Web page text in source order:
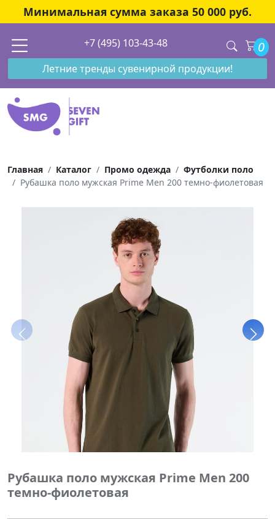
Минимальная сумма заказа 50 000 руб.
+7 (495) 103-43-48 0
Летние тренды сувенирной продукции!
Главная Каталог Промо одежда
Футболки поло
Рубашка поло мужская Prime Men 200 темно-фиолетовая
Рубашка поло мужская Prime Men 200
темно-фиолетовая